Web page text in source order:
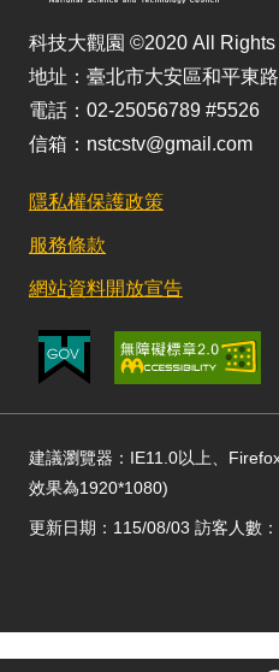
科技大觀園 ©2020 All Rights
地址：臺北市大安區和平東
電話：02-25056789 #5526
信箱：nstcstv@gmail.com
隱私權保護政策
服務條款
網站資料開放宣告
建議瀏覽器：IE11.0以上、
效果為1920*1080)
更新日期：115/08/03 訪客人數